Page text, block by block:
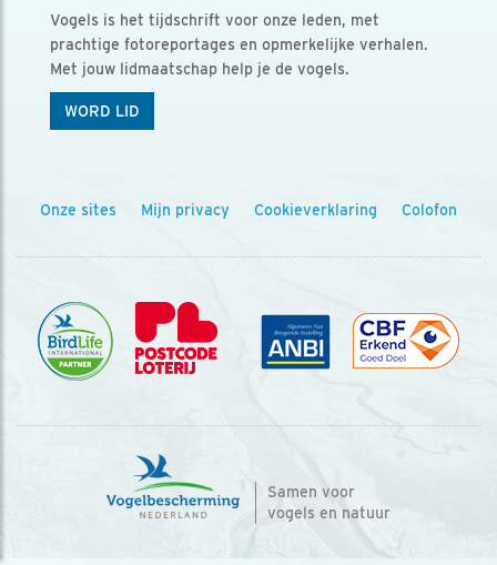
Vogels is het tijdschrift voor onze leden, met
prachtige fotoreportages en opmerkelijke verhalen.
Met jouw lidmaatschap help je de vogels.
WORD LID
Onze sites Mijn privacy Cookieverklaring Colofon
Samen voor
vogels en natuur